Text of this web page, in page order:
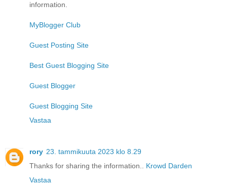
information.
MyBlogger Club
Guest Posting Site
Best Guest Blogging Site
Guest Blogger
Guest Blogging Site
Vastaa
rory 23. tammikuuta 2023 klo 8.29
Thanks for sharing the information.. Krowd Darden
Vastaa